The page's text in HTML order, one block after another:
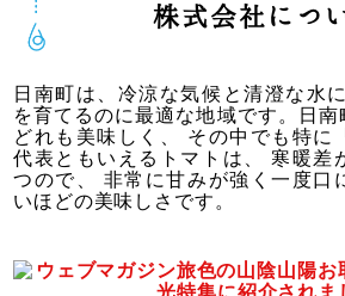
株式会社につ
日南町は、冷涼な気候と清澄な水
を育てるのに最適な地域です。日
どれも美味しく、
その中でも特に
代表ともいえるトマトは、
寒暖差
つので、
非常に甘みが強く一度口
いほどの美味しさです。